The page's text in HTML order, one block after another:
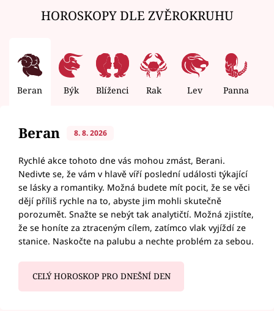
HOROSKOPY DLE ZVĚROKRUHU
Beran Býk Blíženci Rak Lev Panna
Beran 8. 8. 2026
Rychlé akce tohoto dne vás mohou zmást, Berani.
Nedivte se, že vám v hlavě víří poslední události týkající
se lásky a romantiky. Možná budete mít pocit, že se věci
dějí příliš rychle na to, abyste jim mohli skutečně
porozumět. Snažte se nebýt tak analytičtí. Možná zjistíte,
že se honíte za ztraceným cílem, zatímco vlak vyjíždí ze
stanice. Naskočte na palubu a nechte problém za sebou.
CELÝ HOROSKOP PRO DNEŠNÍ DEN